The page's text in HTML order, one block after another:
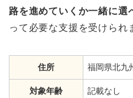
路を進めていくか一緒に選
って必要な支援を受けられ
住所 福岡県北九
対象年齢 記載なし